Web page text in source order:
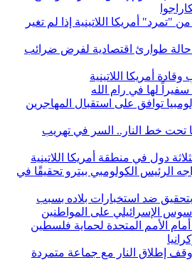
"تمرد" أمريكا اللاتينية إذا لم تغير
حالة طوارئ اقتصادية لفرض ضرائب
أمريكا اللاتينية
لها في رام الله
توافق على استقبال المهاجرين
تحت خط النار.. السر في تهريب
دول في منطقة أمريكا اللاتينية
الرئيس الكولومبي بيترو تحقيقًا في
ضد استخبارات بلاده بسبب
الإسرائيلي على المواطنين
الأمم المتحدة لحماية فلسطين
وقف إطلاق النار مع جماعة متمردة